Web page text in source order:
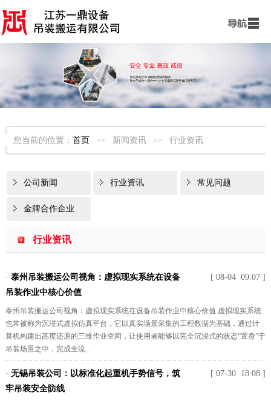
服务项目
新闻资讯
工程案例
您当前的位置： 首页 >> 新闻资讯 >> 行业资讯
公司新闻 行业资讯 常见问题
金牌合作企业
行业资讯
· 泰州吊装搬运公司视角：虚拟现实系统在设备
吊装作业中核心价值
[ 08-04 09:07 ]
泰州吊装搬运公司视角：虚拟现实系统在设备吊装作业中核心价值 虚拟现实系统
也常被称为沉浸式虚拟仿真平台，它以真实场景采集的工程数据为基础，通过计
算机构建出高度还原的三维作业空间，让使用者能够以完全沉浸式的状态“置身”于
吊装场景之中，完成全流...
· 无锡吊装公司：以标准化起重机手势信号，筑
牢吊装安全防线
[ 07-30 18:08 ]